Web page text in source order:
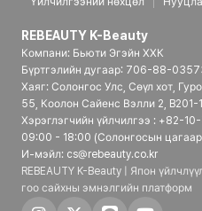
REBEAUTY K-Beauty
Компани: Бьюти Эгэйн ХХК
Бүртгэлийн дугаар: 706-88-
Хаяг: Солонгос Улс, Сөүл хот,
55, Коолон Сайенс Вэлли 2,
Хэрэглэгчийн үйлчилгээ : +82-
09:00 - 18:00 (Солонгосын
И-мэйл: cs@rebeauty.co.kr
REBEAUTY K-Beauty | Япон
гоо сайхны эмнэлгийн платформ